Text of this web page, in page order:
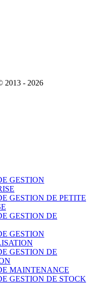
2013 - 2026
GESTION
GESTION DE PETITE
GESTION DE
GESTION
GESTION DE
MAINTENANCE
GESTION DE STOCK